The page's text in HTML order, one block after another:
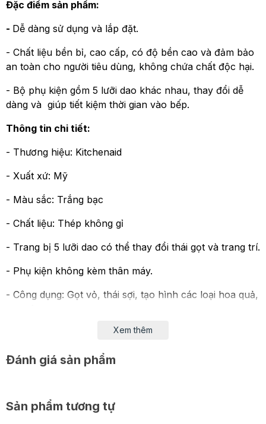
Đặc điểm sản phẩm:
- Dễ dàng sử dụng và lắp đặt.
- Chất liệu bền bỉ, cao cấp, có độ bền cao và đảm bảo
an toàn cho người tiêu dùng, không chứa chất độc hại.
- Bộ phụ kiện gồm 5 lưỡi dao khác nhau, thay đổi dễ
dàng và giúp tiết kiệm thời gian vào bếp.
Thông tin chi tiết:
- Thương hiệu: Kitchenaid
- Xuất xứ: Mỹ
- Màu sắc: Trắng bạc
- Chất liệu: Thép không gỉ
- Trang bị 5 lưỡi dao có thể thay đổi thái gọt và trang trí.
- Phụ kiện không kèm thân máy.
- Công dụng: Gọt vỏ, thái sợi, tạo hình các loại hoa quả,
Lưu ý khi sử dụng sản phẩm:
- Sử dụng tốc độ phù hợp và điều chỉnh đúng với
hợp với máy trộn và loại thực phẩm bạn làm.
Xem thêm
Đánh giá sản phẩm
Sản phẩm tương tự